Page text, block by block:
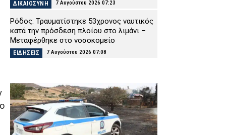
ΔΙΚΑΙΟΣΥΝΗ 7 Αυγούστου 2026 07:23
Ρόδος: Τραυματίστηκε 53χρονος ναυτικός
κατά την πρόσδεση πλοίου στο λιμάνι –
Μεταφέρθηκε στο νοσοκομείο
ΕΙΔΗΣΕΙΣ 7 Αυγούστου 2026 07:08
Πέρασε τη νύχτα στα κρατητήρια της ΓΑΔΑ
(βίντεο)
ΔΙΚΑΙΟΣΥΝΗ 7 Αυγούστου 2026 07:01
ΔΕΔΔΗΕ: Πού θα σημειωθούν διακοπές